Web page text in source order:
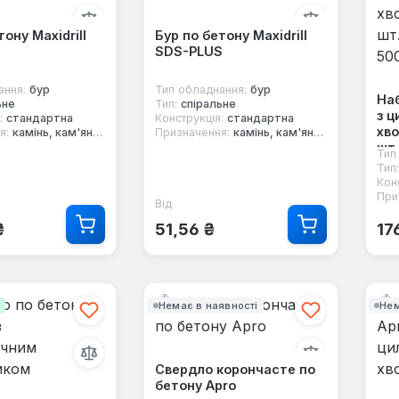
Maxidrill
бур
стандартна
камінь, кам'яна кладка, цегла, бетон
Бур по бетону Maxidrill
SDS-PLUS
Тип обладнання: бур
Тип: спіральне
Конструкція: стандартна
Призначення: камінь, кам'яна кладка, цегла, бетон
Звичайна ціна:
Від
51,56 ₴
з
Тип:
Немає в наявності
Свердло корончасте по
бетону Apro